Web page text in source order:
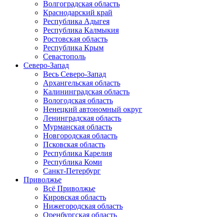
Волгоградская область
Краснодарский край
Республика Адыгея
Республика Калмыкия
Ростовская область
Республика Крым
Севастополь
Северо-Запад
Весь Северо-Запад
Архангельская область
Калининградская область
Вологодская область
Ненецкий автономный округ
Ленинградская область
Мурманская область
Новгородская область
Псковская область
Республика Карелия
Республика Коми
Санкт-Петербург
Приволжье
Всё Приволжье
Кировская область
Нижегородская область
Оренбургская область